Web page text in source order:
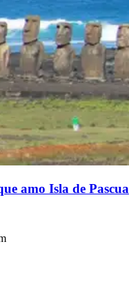
amo Isla de Pascua